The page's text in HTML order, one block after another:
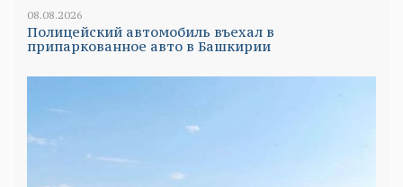
08.08.2026
Полицейский автомобиль въехал в
припаркованное авто в Башкирии